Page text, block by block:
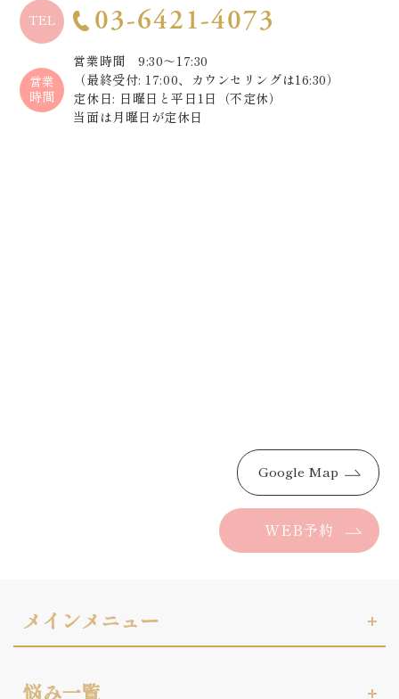
TEL 03-6421-4073
営業
時間
営業時間 9:30～17:30
（最終受付: 17:00、カウンセリングは16:30）
定休日: 日曜日と平日1日（不定休）
当面は月曜日が定休日
Google Map
WEB予約
メインメニュー
悩み一覧